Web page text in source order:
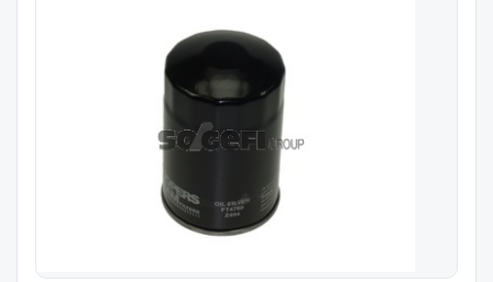
Szukaj pasujących części